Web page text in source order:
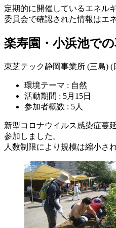
定期的に開催しているエネル
委員会で確認された情報はエ
楽寿園・小浜池で
東芝テック静岡事業所 (三島) (
環境テーマ : 自然
活動期間 : 5月15日
参加者概数 : 5人
新型コロナウイルス感染症蔓
参加しました。
人数制限により規模は縮小さ